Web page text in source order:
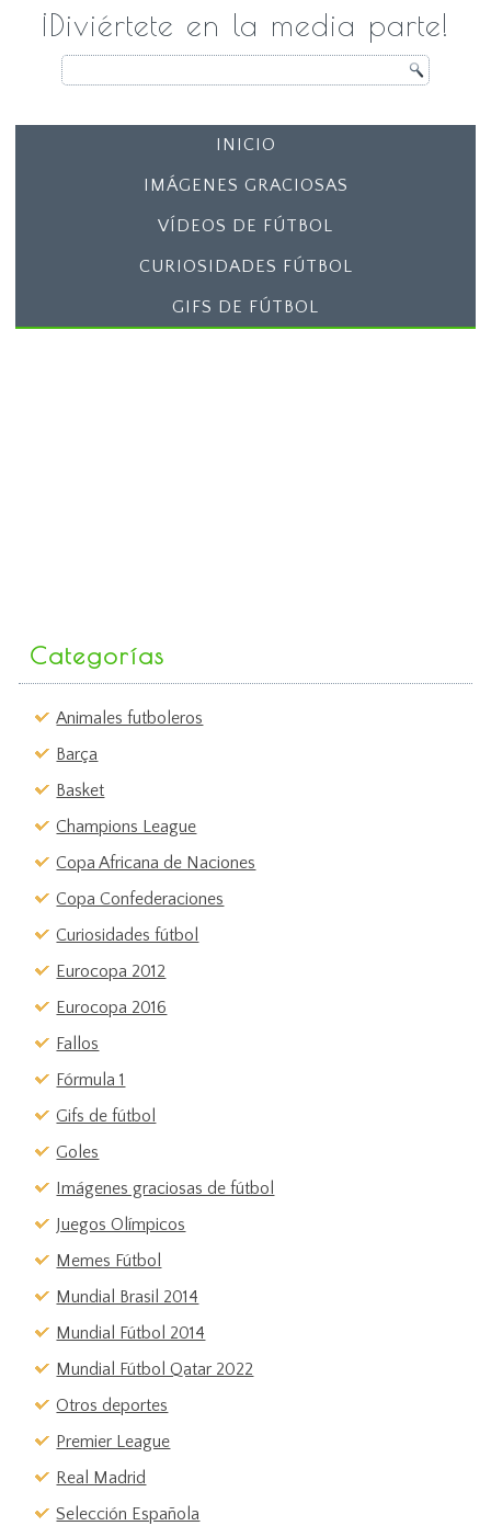
¡Diviértete en la media parte!
INICIO
IMÁGENES GRACIOSAS
VÍDEOS DE FÚTBOL
CURIOSIDADES FÚTBOL
GIFS DE FÚTBOL
Categorías
Animales futboleros
Barça
Basket
Champions League
Copa Africana de Naciones
Copa Confederaciones
Curiosidades fútbol
Eurocopa 2012
Eurocopa 2016
Fallos
Fórmula 1
Gifs de fútbol
Goles
Imágenes graciosas de fútbol
Juegos Olímpicos
Memes Fútbol
Mundial Brasil 2014
Mundial Fútbol 2014
Mundial Fútbol Qatar 2022
Otros deportes
Premier League
Real Madrid
Selección Española